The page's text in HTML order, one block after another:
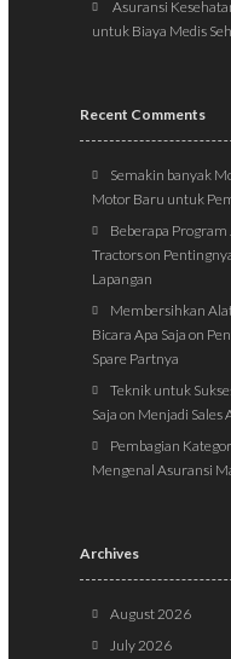
Asuransi
untuk Biaya Medis
Recent Comments
Semakin banyak
Motor Baru untuk
Beberapa
Tractorson
Lapangan
Membersihkan
Bicara Apa Saja on
Spare Partnya
Teknik untuk
Saja on Menjadi Sales
Pembagian
Mengenal Asuransi
Archives
August 2026
July 2026